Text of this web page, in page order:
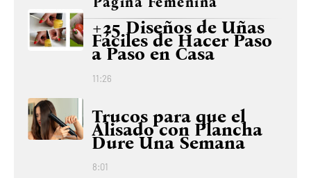
+25 Diseños de Uñas
Fáciles de Hacer Paso
a Paso en Casa
11:26
Trucos para que el
Alisado con Plancha
Dure Una Semana
8:01